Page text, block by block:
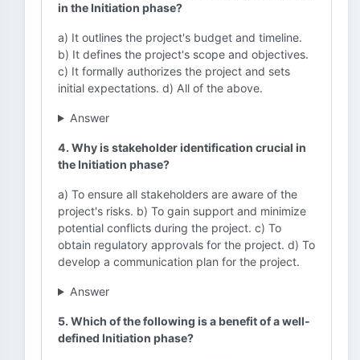
in the Initiation phase?
a) It outlines the project's budget and timeline.
b) It defines the project's scope and objectives.
c) It formally authorizes the project and sets
initial expectations. d) All of the above.
Answer
4. Why is stakeholder identification crucial in
the Initiation phase?
a) To ensure all stakeholders are aware of the
project's risks. b) To gain support and minimize
potential conflicts during the project. c) To
obtain regulatory approvals for the project. d) To
develop a communication plan for the project.
Answer
5. Which of the following is a benefit of a well-
defined Initiation phase?